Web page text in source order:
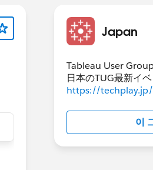
Japan
Tableau User
日本のTUG最新イ
https://
이